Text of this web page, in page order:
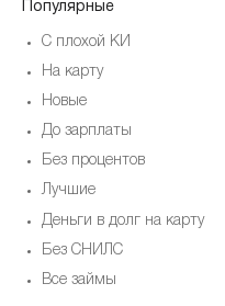
Популярные
С плохой КИ
На карту
Новые
До зарплаты
Без процентов
Лучшие
Деньги в долг на карту
Без СНИЛС
Все займы